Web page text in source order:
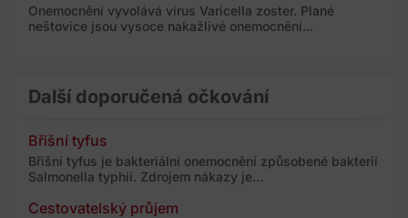
Onemocnění vyvolává virus Varicella zoster. Plané
neštovice jsou vysoce nakažlivé onemocnění...
Další doporučená očkování
Břišní tyfus
Břišní tyfus je bakteriální onemocnění způsobené bakterií
Salmonella typhii. Zdrojem nákazy je...
Cestovatelský průjem